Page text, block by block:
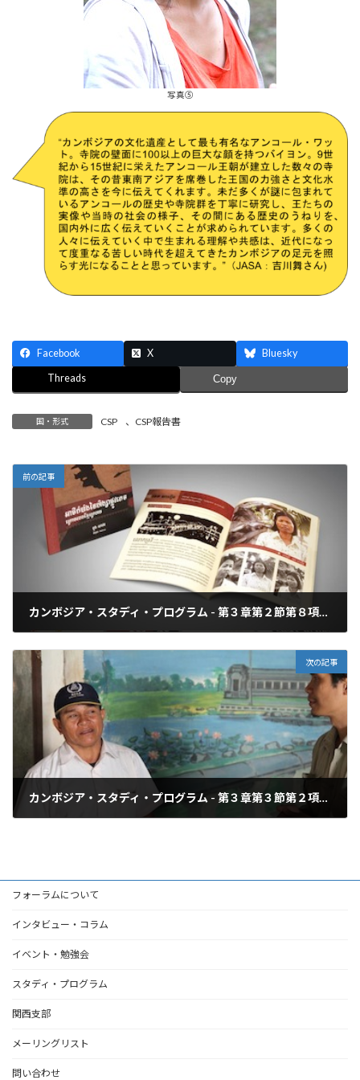
写真⑤
Facebook X Bluesky
Threads Copy
国・形式 CSP 、 CSP報告書
前の記事
カンボジア・スタディ・プログラム - 第３章第２節第８項：クメール・ルージュ政権下のジェンダーに基づく暴力被害者を対象としたプロジェクトについて
次の記事
カンボジア・スタディ・プログラム - 第３章第３節第２項：アンロンベンのタ・モク博物館見学
フォーラムについて
インタビュー・コラム
イベント・勉強会
スタディ・プログラム
関西支部
メーリングリスト
問い合わせ